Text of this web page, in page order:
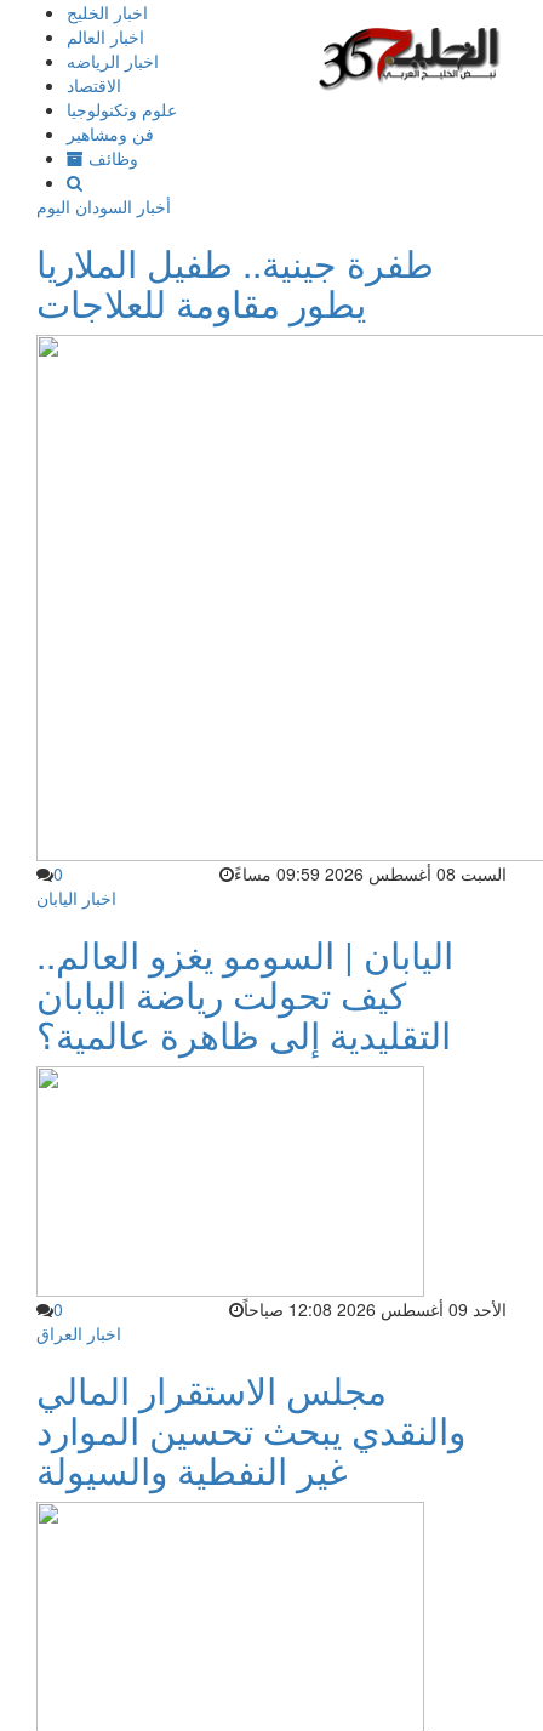
إذهب
المحتوى
اخبار الخليج
اخبار العالم
اخبار الرياضه
الاقتصاد
علوم وتكنولوجيا
فن ومشاهير
وظائف
أخبار السودان اليوم
طفرة جينية.. طفيل الملاريا
يطور مقاومة للعلاجات
السبت 08 أغسطس 2026 09:59 مساءً
0
اخبار اليابان
اليابان | السومو يغزو العالم..
كيف تحولت رياضة اليابان
التقليدية إلى ظاهرة عالمية؟
الأحد 09 أغسطس 2026 12:08 صباحاً
0
اخبار العراق
مجلس الاستقرار المالي
والنقدي يبحث تحسين الموارد
غير النفطية والسيولة